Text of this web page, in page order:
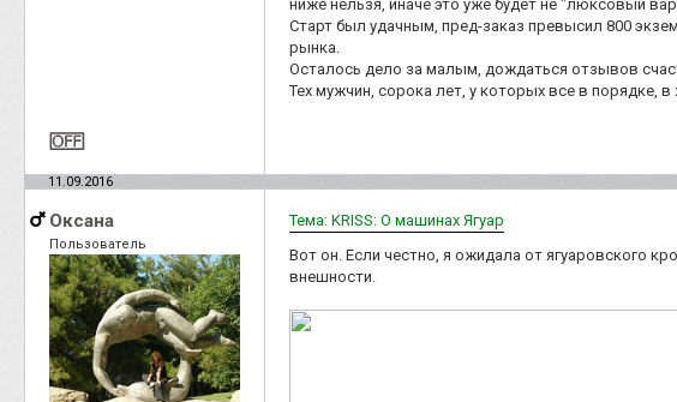
ниже нельзя, иначе это уже будет не "люксовый
Старт был удачным, пред-заказ превысил 800
рынка.
Осталось дело за малым, дождаться отзывов
Тех мужчин, сорока лет, у которых все в порядке, в
11.09.2016
Оксана
Пользователь
Тема: KRISS: О машинах Ягуар
Вот он. Если честно, я ожидала от ягуаровского
внешности.